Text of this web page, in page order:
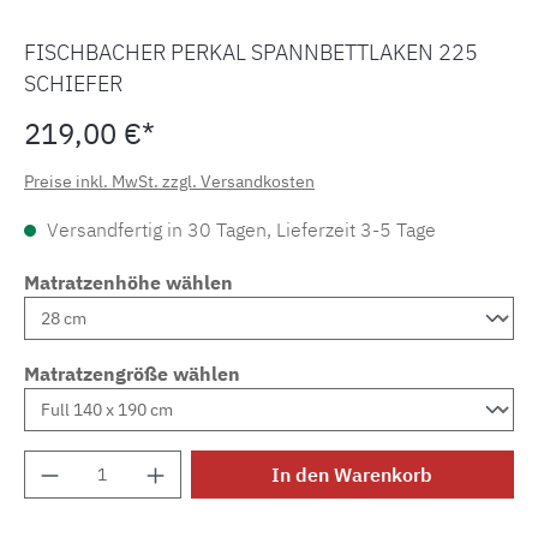
FISCHBACHER PERKAL SPANNBETTLAKEN 225
SCHIEFER
219,00 €*
Preise inkl. MwSt. zzgl. Versandkosten
Versandfertig in 30 Tagen, Lieferzeit 3-5 Tage
Matratzenhöhe wählen
Matratzengröße wählen
Produkt Anzahl: Gib den gewünschten
In den Warenkorb